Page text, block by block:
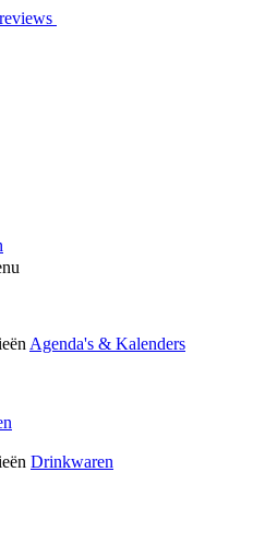
reviews
Agenda's & Kalenders
Drinkwaren